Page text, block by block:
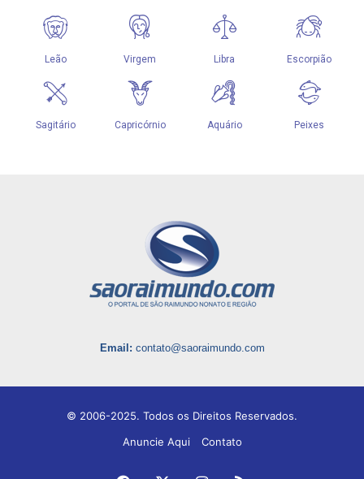
Email: contato@saoraimundo.com
© 2006-2025. Todos os Direitos Reservados.
Anuncie Aqui
Contato